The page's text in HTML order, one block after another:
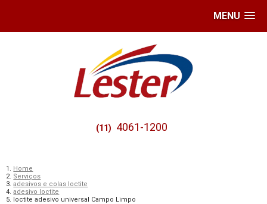
MENU
(11) 4061-1200
Home
Serviços
adesivos e colas loctite
adesivo loctite
loctite adesivo universal Campo Limpo